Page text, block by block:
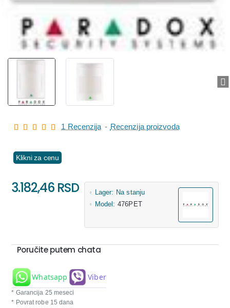
Klikni za cenu
1 Recenzija - Recenzija proizvoda
3.182,46 RSD Lager: Na stanju
Model: 476PET
Poručite putem chata
Whatsapp Viber
* Garancija 25 meseci
* Povrat robe 15 dana